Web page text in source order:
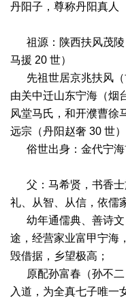
丹阳子，尊称丹阳真人
祖源：陕西扶风茂陵
马援 20 世）
先祖世居京兆扶风（
由关中迁山东宁海（烟
风堂马氏，和开濮曹徐
远宗（丹阳赵奢 30 世）
俗世出身：金代宁海
父：马希贤，书香士
礼、从智、从信，依儒
幼年通儒典、善诗文
途，经营家业富甲宁海
毁借据，乡望极高；
原配孙富春（孙不二
入道，为全真七子唯一